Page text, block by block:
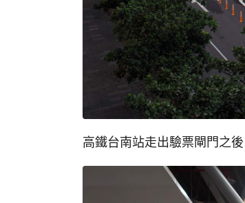
高鐵台南站走出驗票閘門之